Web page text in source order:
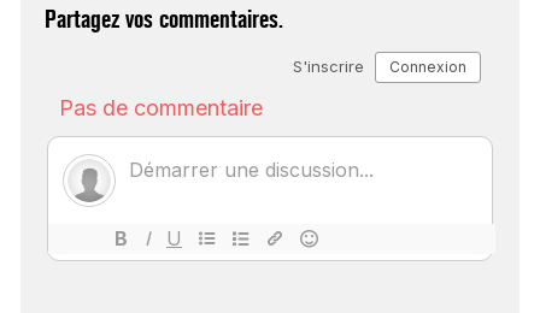
Partagez vos commentaires.
ÉCHO : DES IMAGES
POUR TOUTES LES
18 juil 2022